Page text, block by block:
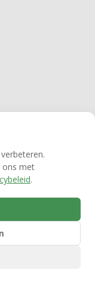
ons met
.